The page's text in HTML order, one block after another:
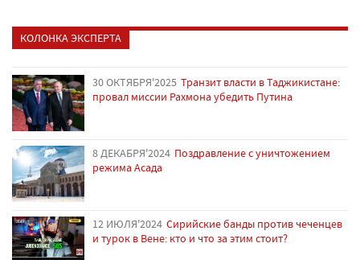
КОЛОНКА ЭКСПЕРТА
30 ОКТЯБРЯ'2025 Транзит власти в Таджикистане:
провал миссии Рахмона убедить Путина
8 ДЕКАБРЯ'2024 Поздравление с уничтожением
режима Асада
12 ИЮЛЯ'2024 Сирийские банды против чеченцев
и турок в Вене: кто и что за этим стоит?